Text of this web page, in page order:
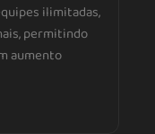
ilimitadas,
permitindo
aumento